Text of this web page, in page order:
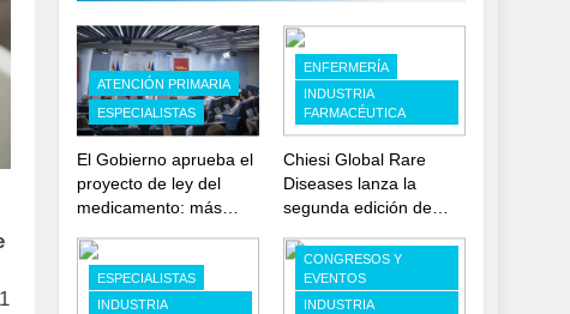
ATENCIÓN PRIMARIA
ESPECIALISTAS
El Gobierno aprueba el
proyecto de ley del
medicamento: más
autonomía estratégica
y modernización para el
SNS
ENFERMERÍA
INDUSTRIA
FARMACÉUTICA
Chiesi Global Rare
Diseases lanza la
segunda edición de
impulsar la
investigación en
enfermedades de
ESPECIALISTAS
INDUSTRIA
CONGRESOS Y
EVENTOS
INDUSTRIA